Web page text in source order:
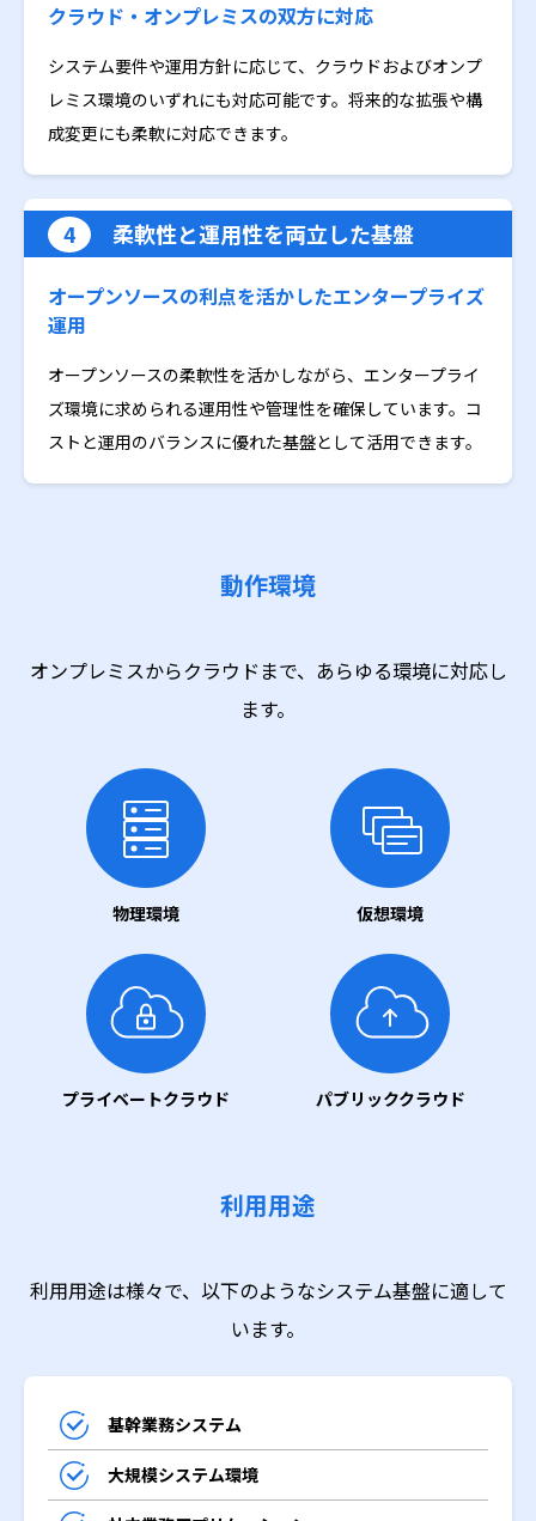
クラウド・オンプレミスの双方に対応
システム要件や運用方針に応じて、クラウドおよびオンプ
レミス環境のいずれにも対応可能です。将来的な拡張や構
成変更にも柔軟に対応できます。
4 柔軟性と運用性を両立した基盤
オープンソースの利点を活かしたエンタープライズ
運用
オープンソースの柔軟性を活かしながら、エンタープライ
ズ環境に求められる運用性や管理性を確保しています。コ
ストと運用のバランスに優れた基盤として活用できます。
動作環境
オンプレミスからクラウドまで、あらゆる環境に対応し
ます。
物理環境 仮想環境
プライベートクラウド パブリッククラウド
利用用途
利用用途は様々で、以下のようなシステム基盤に適して
います。
基幹業務システム
大規模システム環境